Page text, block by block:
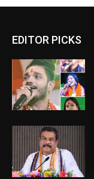
EDITOR PICKS